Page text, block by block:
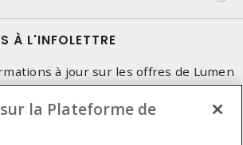
À L'INFOLETTRE
à jour sur les offres de Lumen
la Plateforme de